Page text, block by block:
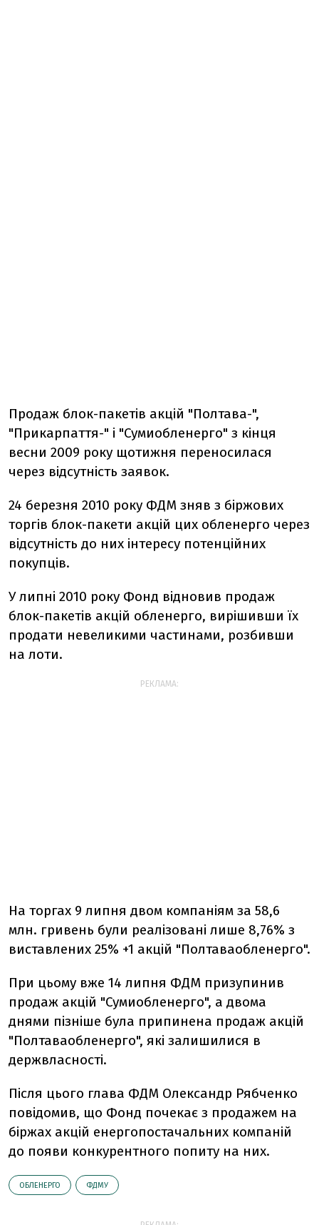
Продаж блок-пакетів акцій "Полтава-",
"Прикарпаття-" і "Сумиобленерго" з кінця
весни 2009 року щотижня переносилася
через відсутність заявок.
24 березня 2010 року ФДМ зняв з біржових
торгів блок-пакети акцій цих обленерго через
відсутність до них інтересу потенційних
покупців.
У липні 2010 року Фонд відновив продаж
блок-пакетів акцій обленерго, вирішивши їх
продати невеликими частинами, розбивши
на лоти.
РЕКЛАМА:
На торгах 9 липня двом компаніям за 58,6
млн. гривень були реалізовані лише 8,76% з
виставлених 25% +1 акцій "Полтаваобленерго".
При цьому вже 14 липня ФДМ призупинив
продаж акцій "Сумиобленерго", а двома
днями пізніше була припинена продаж акцій
"Полтаваобленерго", які залишилися в
держвласності.
Після цього глава ФДМ Олександр Рябченко
повідомив, що Фонд почекає з продажем на
біржах акцій енергопостачальних компаній
до появи конкурентного попиту на них.
ОБЛЕНЕРГО ФДМУ